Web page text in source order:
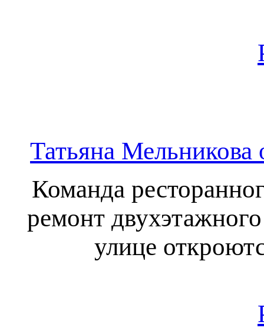
Татьяна
Команда
ремонт
улице